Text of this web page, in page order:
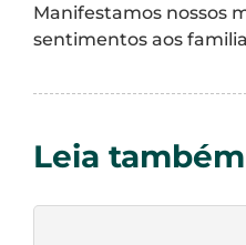
Manifestamos nossos
sentimentos aos
Leia também